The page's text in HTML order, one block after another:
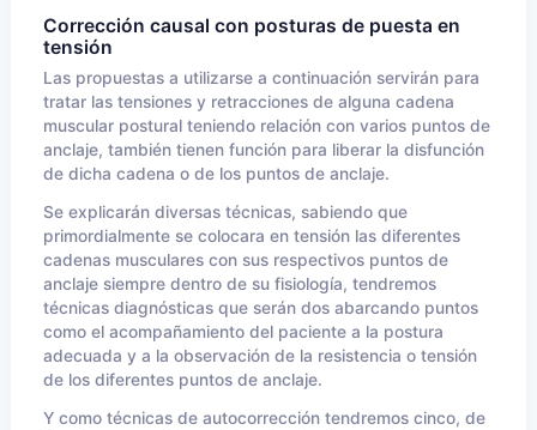
Corrección causal con posturas de puesta en
tensión
Las propuestas a utilizarse a continuación servirán para
tratar las tensiones y retracciones de alguna cadena
muscular postural teniendo relación con varios puntos de
anclaje, también tienen función para liberar la disfunción
de dicha cadena o de los puntos de anclaje.
Se explicarán diversas técnicas, sabiendo que
primordialmente se colocara en tensión las diferentes
cadenas musculares con sus respectivos puntos de
anclaje siempre dentro de su fisiología, tendremos
técnicas diagnósticas que serán dos abarcando puntos
como el acompañamiento del paciente a la postura
adecuada y a la observación de la resistencia o tensión
de los diferentes puntos de anclaje.
Y como técnicas de autocorrección tendremos cinco, de